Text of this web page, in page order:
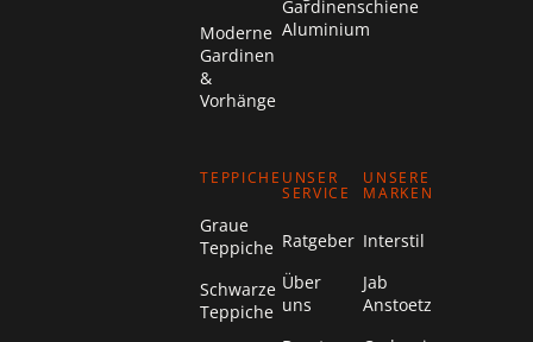
Moderne
Gardinen
&
Vorhänge
Gardinenschiene
Aluminium
TEPPICHE
Graue
Teppiche
Schwarze
Teppiche
UNSER
SERVICE
Ratgeber
Über
uns
UNSERE
MARKEN
Interstil
Jab
Anstoetz